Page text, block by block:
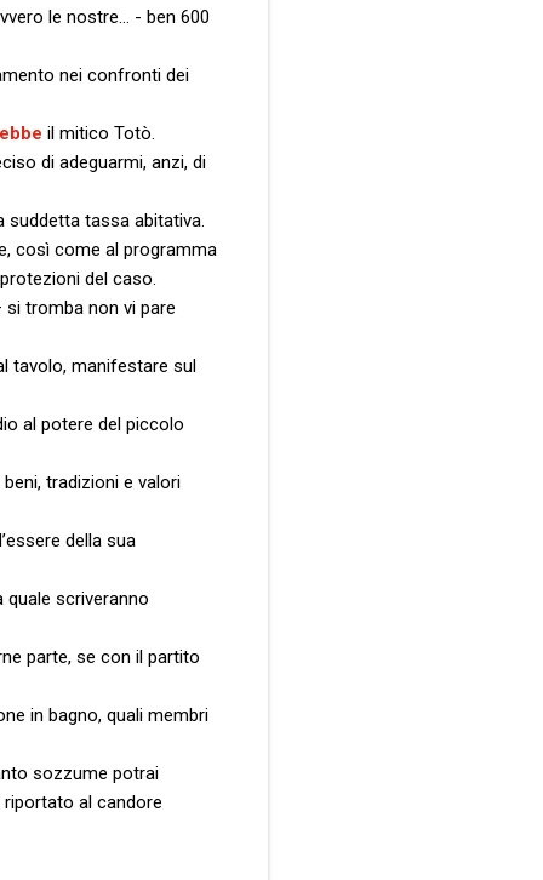
le nostre… - ben 600
nei confronti dei
il mitico Totò.
di adeguarmi, anzi, di
suddetta tassa abitativa.
così come al programma
del caso.
tromba non vi pare
tavolo, manifestare sul
al potere del piccolo
tradizioni e valori
della sua
scriveranno
parte, se con il partito
in bagno, quali membri
sozzume potrai
al candore